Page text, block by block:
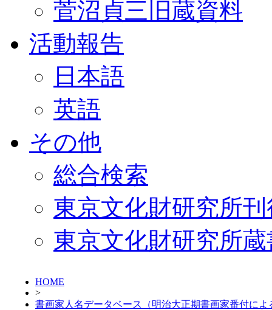
菅沼貞三旧蔵資料
活動報告
日本語
英語
その他
総合検索
東京文化財研究所
東京文化財研究所
HOME
>
書画家人名データベース（明治大正期書画家番付によ